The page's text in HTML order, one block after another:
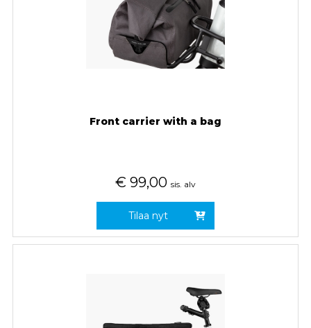
Front carrier with a bag
€ 99,00 sis. alv
Tilaa nyt